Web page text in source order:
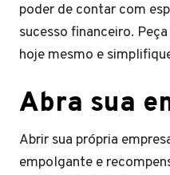
poder de contar com
sucesso financeiro.
hoje mesmo e
Abra sua
Abrir sua própria
empolgante e